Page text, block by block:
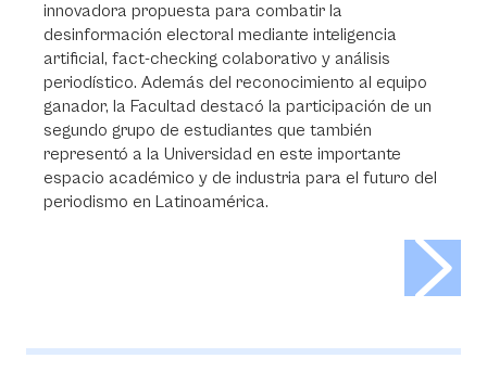
innovadora propuesta para combatir la
desinformación electoral mediante inteligencia
artificial, fact-checking colaborativo y análisis
periodístico. Además del reconocimiento al equipo
ganador, la Facultad destacó la participación de un
segundo grupo de estudiantes que también
representó a la Universidad en este importante
espacio académico y de industria para el futuro del
periodismo en Latinoamérica.